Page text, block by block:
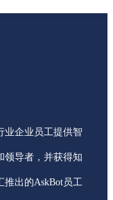
业企业员工提供智
领导者，并获得知
推出的AskBot员工